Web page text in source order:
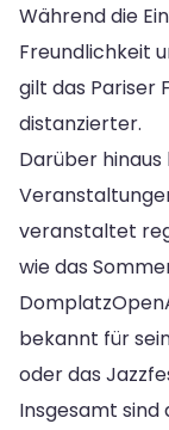
Während die
Freundlichkeit
gilt das Pariser
distanzierter.
Darüber
veranstaltet
wie das
bekannt für
oder das
Insgesamt sind